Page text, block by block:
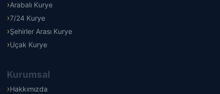
Arabalı Kurye
7/24 Kurye
Şehirler Arası Kurye
Uçak Kurye
Kurumsal
Hakkımızda